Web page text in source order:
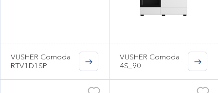
VUSHER Comoda
RTV1D1SP
VUSHER Comoda
4S_90